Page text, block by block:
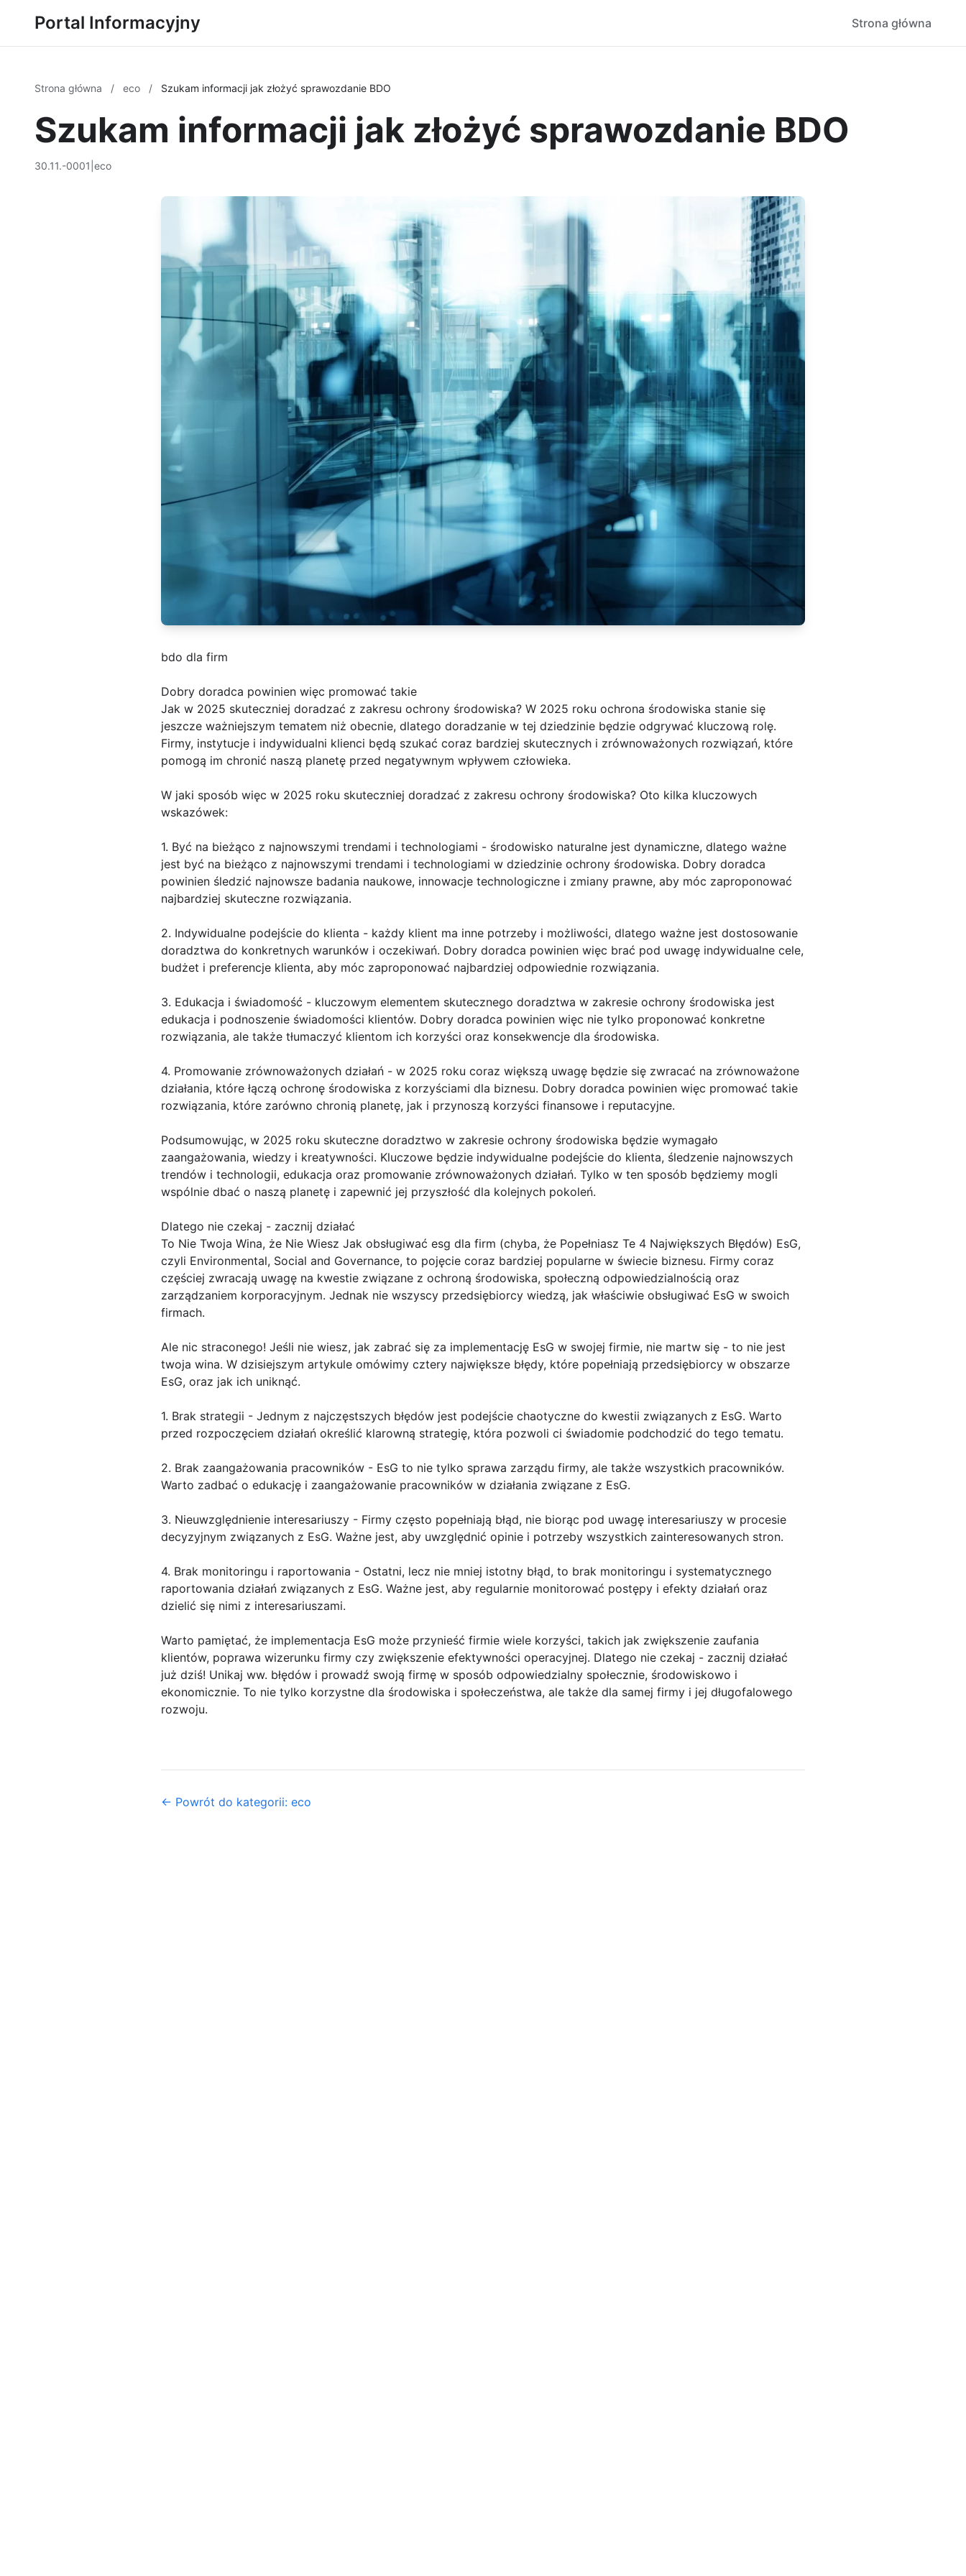
Portal Informacyjny Strona główna
Strona główna / eco / Szukam informacji jak złożyć sprawozdanie BDO
Szukam informacji jak złożyć sprawozdanie BDO
30.11.-0001 eco
bdo dla firm
Dobry doradca powinien więc promować takie
Jak w 2025 skuteczniej doradzać z zakresu ochrony środowiska? W 2025 roku ochrona środowiska stanie się
jeszcze ważniejszym tematem niż obecnie, dlatego doradzanie w tej dziedzinie będzie odgrywać kluczową rolę.
Firmy, instytucje i indywidualni klienci będą szukać coraz bardziej skutecznych i zrównoważonych rozwiązań, które
pomogą im chronić naszą planetę przed negatywnym wpływem człowieka.
W jaki sposób więc w 2025 roku skuteczniej doradzać z zakresu ochrony środowiska? Oto kilka kluczowych
wskazówek:
1. Być na bieżąco z najnowszymi trendami i technologiami - środowisko naturalne jest dynamiczne, dlatego ważne
jest być na bieżąco z najnowszymi trendami i technologiami w dziedzinie ochrony środowiska. Dobry doradca
powinien śledzić najnowsze badania naukowe, innowacje technologiczne i zmiany prawne, aby móc zaproponować
najbardziej skuteczne rozwiązania.
2. Indywidualne podejście do klienta - każdy klient ma inne potrzeby i możliwości, dlatego ważne jest dostosowanie
doradztwa do konkretnych warunków i oczekiwań. Dobry doradca powinien więc brać pod uwagę indywidualne cele,
budżet i preferencje klienta, aby móc zaproponować najbardziej odpowiednie rozwiązania.
3. Edukacja i świadomość - kluczowym elementem skutecznego doradztwa w zakresie ochrony środowiska jest
edukacja i podnoszenie świadomości klientów. Dobry doradca powinien więc nie tylko proponować konkretne
rozwiązania, ale także tłumaczyć klientom ich korzyści oraz konsekwencje dla środowiska.
4. Promowanie zrównoważonych działań - w 2025 roku coraz większą uwagę będzie się zwracać na zrównoważone
działania, które łączą ochronę środowiska z korzyściami dla biznesu. Dobry doradca powinien więc promować takie
rozwiązania, które zarówno chronią planetę, jak i przynoszą korzyści finansowe i reputacyjne.
Podsumowując, w 2025 roku skuteczne doradztwo w zakresie ochrony środowiska będzie wymagało
zaangażowania, wiedzy i kreatywności. Kluczowe będzie indywidualne podejście do klienta, śledzenie najnowszych
trendów i technologii, edukacja oraz promowanie zrównoważonych działań. Tylko w ten sposób będziemy mogli
wspólnie dbać o naszą planetę i zapewnić jej przyszłość dla kolejnych pokoleń.
Dlatego nie czekaj - zacznij działać
To Nie Twoja Wina, że Nie Wiesz Jak obsługiwać esg dla firm (chyba, że Popełniasz Te 4 Największych Błędów) EsG,
czyli Environmental, Social and Governance, to pojęcie coraz bardziej popularne w świecie biznesu. Firmy coraz
częściej zwracają uwagę na kwestie związane z ochroną środowiska, społeczną odpowiedzialnością oraz
zarządzaniem korporacyjnym. Jednak nie wszyscy przedsiębiorcy wiedzą, jak właściwie obsługiwać EsG w swoich
firmach.
Ale nic straconego! Jeśli nie wiesz, jak zabrać się za implementację EsG w swojej firmie, nie martw się - to nie jest
twoja wina. W dzisiejszym artykule omówimy cztery największe błędy, które popełniają przedsiębiorcy w obszarze
EsG, oraz jak ich uniknąć.
1. Brak strategii - Jednym z najczęstszych błędów jest podejście chaotyczne do kwestii związanych z EsG. Warto
przed rozpoczęciem działań określić klarowną strategię, która pozwoli ci świadomie podchodzić do tego tematu.
2. Brak zaangażowania pracowników - EsG to nie tylko sprawa zarządu firmy, ale także wszystkich pracowników.
Warto zadbać o edukację i zaangażowanie pracowników w działania związane z EsG.
3. Nieuwzględnienie interesariuszy - Firmy często popełniają błąd, nie biorąc pod uwagę interesariuszy w procesie
decyzyjnym związanych z EsG. Ważne jest, aby uwzględnić opinie i potrzeby wszystkich zainteresowanych stron.
4. Brak monitoringu i raportowania - Ostatni, lecz nie mniej istotny błąd, to brak monitoringu i systematycznego
raportowania działań związanych z EsG. Ważne jest, aby regularnie monitorować postępy i efekty działań oraz
dzielić się nimi z interesariuszami.
Warto pamiętać, że implementacja EsG może przynieść firmie wiele korzyści, takich jak zwiększenie zaufania
klientów, poprawa wizerunku firmy czy zwiększenie efektywności operacyjnej. Dlatego nie czekaj - zacznij działać
już dziś! Unikaj ww. błędów i prowadź swoją firmę w sposób odpowiedzialny społecznie, środowiskowo i
ekonomicznie. To nie tylko korzystne dla środowiska i społeczeństwa, ale także dla samej firmy i jej długofalowego
rozwoju.
← Powrót do kategorii: eco